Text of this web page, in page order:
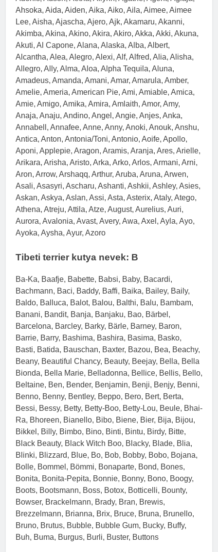
Ahsoka, Aida, Aiden, Aika, Aiko, Aila, Aimee, Aimee
Lee, Aisha, Ajascha, Ajero, Ajk, Akamaru, Akanni,
Akimba, Akina, Akino, Akira, Akiro, Akka, Akki, Akuna,
Akuti, Al Capone, Alana, Alaska, Alba, Albert,
Alcantha, Alea, Alegro, Alexi, Alf, Alfred, Alia, Alisha,
Allegro, Ally, Alma, Aloa, Alpha Tequila, Aluna,
Amadeus, Amanda, Amani, Amar, Amarula, Amber,
Amelie, Ameria, American Pie, Ami, Amiable, Amica,
Amie, Amigo, Amika, Amira, Amlaith, Amor, Amy,
Anaja, Anaju, Andino, Angel, Angie, Anjes, Anka,
Annabell, Annafee, Anne, Anny, Anoki, Anouk, Anshu,
Antica, Anton, Antonia/Toni, Antonio, Aoife, Apollo,
Aponi, Applepie, Aragon, Aramis, Aranja, Ares, Arielle,
Arikara, Arisha, Aristo, Arka, Arko, Arlos, Armani, Arni,
Aron, Arrow, Arshaqq, Arthur, Aruba, Aruna, Arwen,
Asali, Asasyri, Ascharu, Ashanti, Ashkii, Ashley, Asies,
Askan, Askya, Aslan, Assi, Asta, Asterix, Ataly, Atego,
Athena, Atreju, Attila, Atze, August, Aurelius, Auri,
Aurora, Avalonia, Avast, Avery, Awa, Axel, Ayla, Ayo,
Ayoka, Aysha, Ayur, Azoro
Tibeti terrier kutya nevek: B
Ba-Ka, Baafje, Babette, Babsi, Baby, Bacardi,
Bachmann, Baci, Baddy, Baffi, Baika, Bailey, Baily,
Baldo, Balluca, Balot, Balou, Balthi, Balu, Bambam,
Banani, Bandit, Banja, Banjaku, Bao, Bärbel,
Barcelona, Barcley, Barky, Bärle, Barney, Baron,
Barrie, Barry, Bashima, Bashira, Basima, Basko,
Basti, Batida, Bauschan, Baxter, Bazou, Bea, Beachy,
Beany, Beautiful Chancy, Beauty, Beejay, Bella, Bella
Bionda, Bella Marie, Belladonna, Bellice, Bellis, Bello,
Beltaine, Ben, Bender, Benjamin, Benji, Benjy, Benni,
Benno, Benny, Bentley, Beppo, Bero, Bert, Berta,
Bessi, Bessy, Betty, Betty-Boo, Betty-Lou, Beule, Bhai-
Ra, Bhoreen, Bianello, Bibo, Biene, Bier, Bija, Bijou,
Bikkel, Billy, Bimbo, Bino, Binti, Bintu, Birdy, Bitte,
Black Beauty, Black Witch Boo, Blacky, Blade, Blia,
Blinki, Blizzard, Blue, Bo, Bob, Bobby, Bobo, Bojana,
Bolle, Bommel, Bömmi, Bonaparte, Bond, Bones,
Bonita, Bonita-Pepita, Bonnie, Bonny, Bono, Boogy,
Boots, Bootsmann, Boss, Botox, Botticelli, Bounty,
Bowser, Brackelmann, Brady, Bran, Brewis,
Brezzelmann, Brianna, Brix, Bruce, Bruna, Brunello,
Bruno, Brutus, Bubble, Bubble Gum, Bucky, Buffy,
Buh, Buma, Burgus, Burli, Buster, Buttons